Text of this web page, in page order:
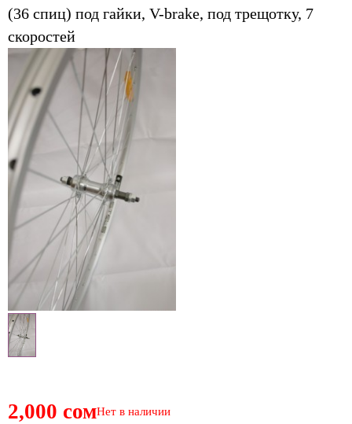
(36 спиц) под гайки, V-brake, под трещотку, 7
скоростей
2,000 сомНет в наличии